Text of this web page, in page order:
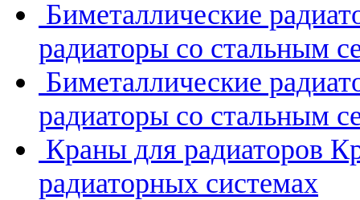
Биметаллические
радиаторы со стальным
Биметаллические
радиаторы со стальным
Краны для радиаторов
радиаторных системах